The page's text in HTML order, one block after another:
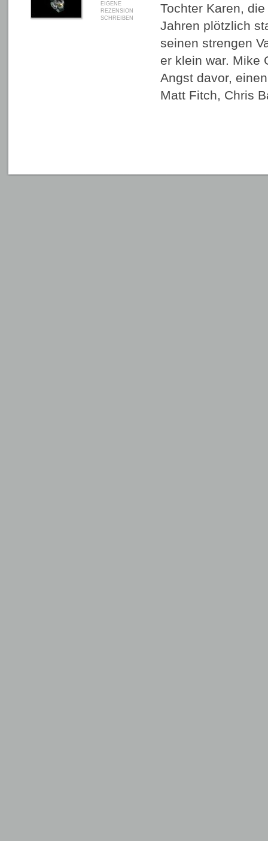
EIGENE
REZENSION
SCHREIBEN
Tochter Karen,
Jahren plötzlich
seinen strengen
er klein war. Mike
Angst davor,
Matt Fitch, Chris